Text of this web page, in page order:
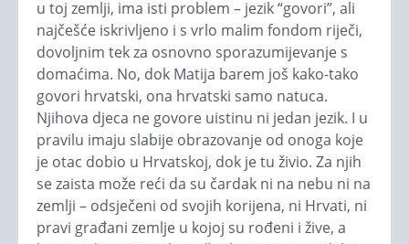
u toj zemlji, ima isti problem – jezik “govori”, ali
najčešće iskrivljeno i s vrlo malim fondom riječi,
dovoljnim tek za osnovno sporazumijevanje s
domaćima. No, dok Matija barem još kako-tako
govori hrvatski, ona hrvatski samo natuca.
Njihova djeca ne govore uistinu ni jedan jezik. I u
pravilu imaju slabije obrazovanje od onoga koje
je otac dobio u Hrvatskoj, dok je tu živio. Za njih
se zaista može reći da su čardak ni na nebu ni na
zemlji – odsječeni od svojih korijena, ni Hrvati, ni
pravi građani zemlje u kojoj su rođeni i žive, a